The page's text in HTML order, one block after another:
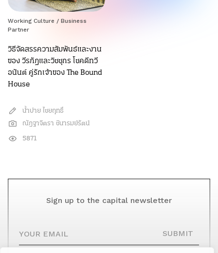
Working Culture / Business
Partner
วิธีจัดสรรความสัมพันธ์และงาน
ของ วีรภัฏและวิชชุกร โชคดีทวี
อนันต์ คู่รักเจ้าของ The Bound
House
น้ำปาย ไชยฤทธิ์
ณัฎฐาจิตรา ชินารมย์รัตน์
5871
Sign up to the capital newsletter
SUBMIT